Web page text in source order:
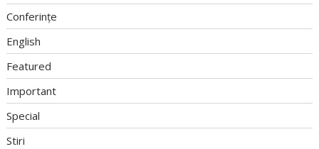
Conferințe
English
Featured
Important
Special
Stiri